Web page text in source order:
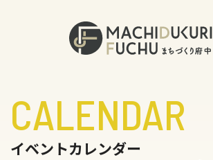
CALENDAR
イベントカレンダー